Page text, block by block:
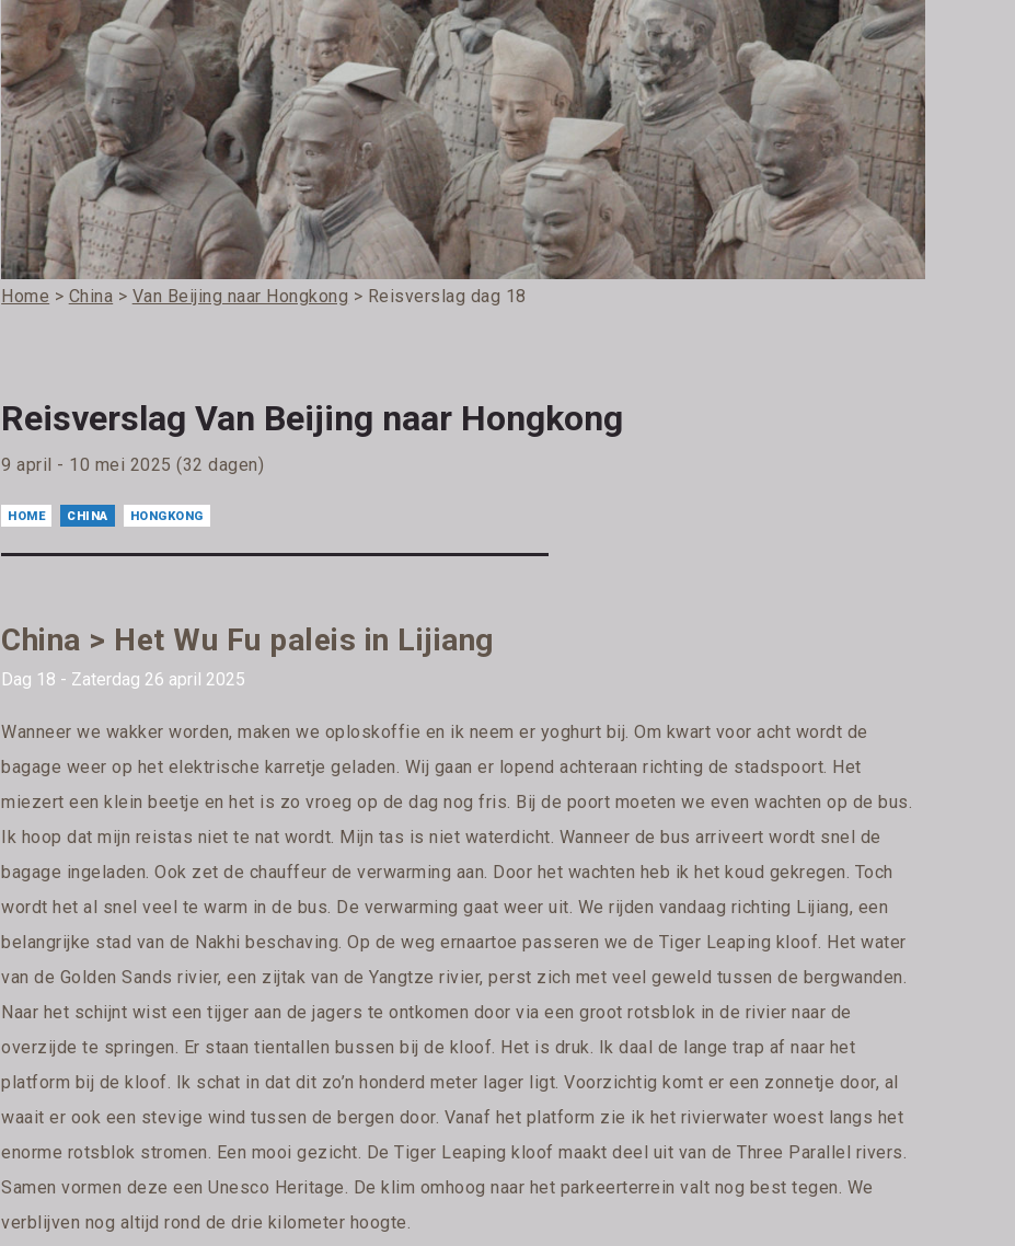
Home > China > Van Beijing naar Hongkong > Reisverslag dag 18
Reisverslag Van Beijing naar Hongkong
9 april - 10 mei 2025 (32 dagen)
HOME CHINA HONGKONG
China > Het Wu Fu paleis in Lijiang
Dag 18 - Zaterdag 26 april 2025
Wanneer we wakker worden, maken we oploskoffie en ik neem er yoghurt bij. Om kwart voor acht wordt de
bagage weer op het elektrische karretje geladen. Wij gaan er lopend achteraan richting de stadspoort. Het
miezert een klein beetje en het is zo vroeg op de dag nog fris. Bij de poort moeten we even wachten op de bus.
Ik hoop dat mijn reistas niet te nat wordt. Mijn tas is niet waterdicht. Wanneer de bus arriveert wordt snel de
bagage ingeladen. Ook zet de chauffeur de verwarming aan. Door het wachten heb ik het koud gekregen. Toch
wordt het al snel veel te warm in de bus. De verwarming gaat weer uit. We rijden vandaag richting Lijiang, een
belangrijke stad van de Nakhi beschaving. Op de weg ernaartoe passeren we de Tiger Leaping kloof. Het water
van de Golden Sands rivier, een zijtak van de Yangtze rivier, perst zich met veel geweld tussen de bergwanden.
Naar het schijnt wist een tijger aan de jagers te ontkomen door via een groot rotsblok in de rivier naar de
overzijde te springen. Er staan tientallen bussen bij de kloof. Het is druk. Ik daal de lange trap af naar het
platform bij de kloof. Ik schat in dat dit zo’n honderd meter lager ligt. Voorzichtig komt er een zonnetje door, al
waait er ook een stevige wind tussen de bergen door. Vanaf het platform zie ik het rivierwater woest langs het
enorme rotsblok stromen. Een mooi gezicht. De Tiger Leaping kloof maakt deel uit van de Three Parallel rivers.
Samen vormen deze een Unesco Heritage. De klim omhoog naar het parkeerterrein valt nog best tegen. We
verblijven nog altijd rond de drie kilometer hoogte.